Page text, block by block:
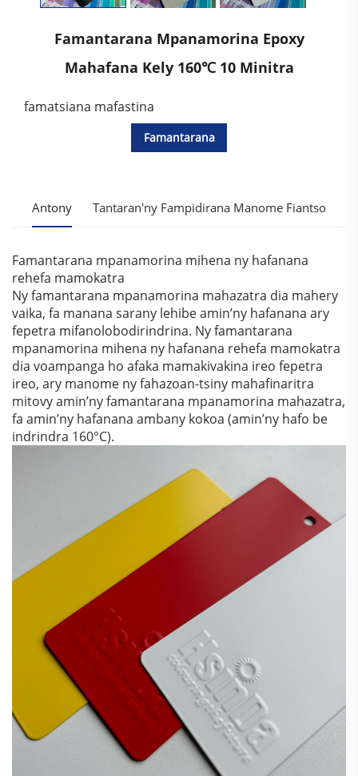
Famantarana Mpanamorina Epoxy
Mahafana Kely 160℃ 10 Minitra
famatsiana mafastina
Famantarana
Antony Tantaran'ny Fampidirana Manome Fiantso
Famantarana mpanamorina mihena ny hafanana
rehefa mamokatra
Ny famantarana mpanamorina mahazatra dia mahery
vaika, fa manana sarany lehibe amin’ny hafanana ary
fepetra mifanolobodirindrina. Ny famantarana
mpanamorina mihena ny hafanana rehefa mamokatra
dia voampanga ho afaka mamakivakina ireo fepetra
ireo, ary manome ny fahazoan-tsiny mahafinaritra
mitovy amin’ny famantarana mpanamorina mahazatra,
fa amin’ny hafanana ambany kokoa (amin’ny hafo be
indrindra 160°C).